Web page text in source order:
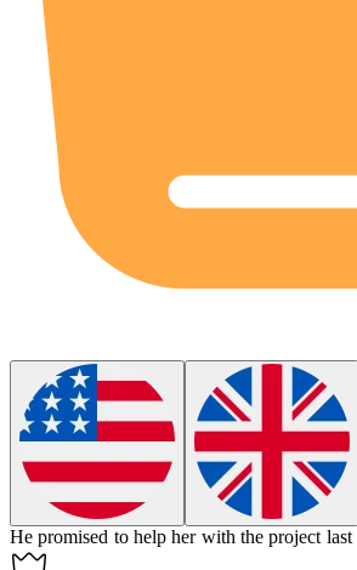
Hepromised to help her with the project last